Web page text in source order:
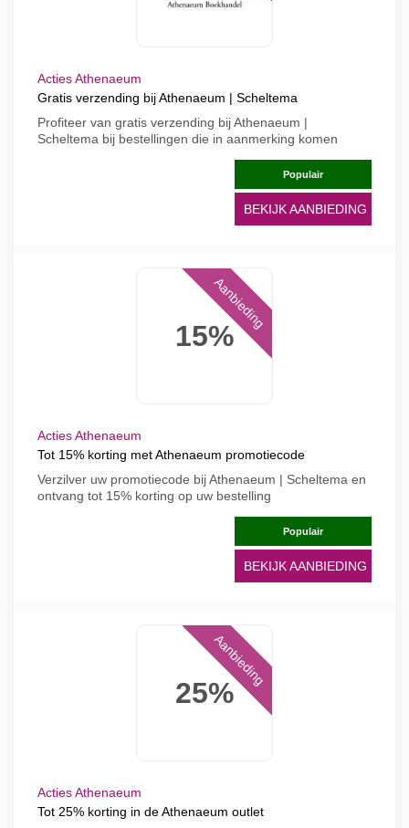
Acties Athenaeum
Gratis verzending bij Athenaeum | Scheltema
Profiteer van gratis verzending bij Athenaeum |
Scheltema bij bestellingen die in aanmerking komen
Populair
BEKIJK AANBIEDING
15%
Aanbieding
Acties Athenaeum
Tot 15% korting met Athenaeum promotiecode
Verzilver uw promotiecode bij Athenaeum | Scheltema en
ontvang tot 15% korting op uw bestelling
Populair
BEKIJK AANBIEDING
25%
Aanbieding
Acties Athenaeum
Tot 25% korting in de Athenaeum outlet